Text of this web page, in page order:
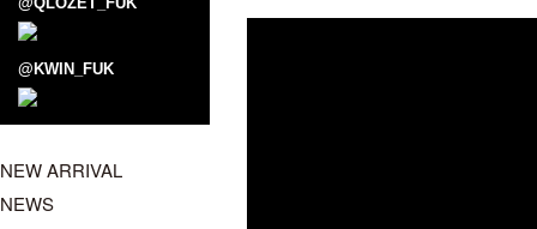
@KWIN_FUK
NEW ARRIVAL
NEWS